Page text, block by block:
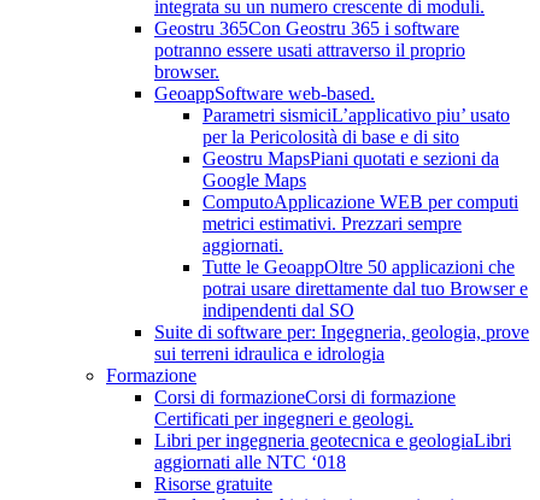
integrata su un numero crescente di moduli.
Geostru 365Con Geostru 365 i software
potranno essere usati attraverso il proprio
browser.
GeoappSoftware web-based.
Parametri sismiciL’applicativo piu’ usato
per la Pericolosità di base e di sito
Geostru MapsPiani quotati e sezioni da
Google Maps
ComputoApplicazione WEB per computi
metrici estimativi. Prezzari sempre
aggiornati.
Tutte le GeoappOltre 50 applicazioni che
potrai usare direttamente dal tuo Browser e
indipendenti dal SO
Suite di software per: Ingegneria, geologia, prove
sui terreni idraulica e idrologia
Formazione
Corsi di formazioneCorsi di formazione
Certificati per ingegneri e geologi.
Libri per ingegneria geotecnica e geologiaLibri
aggiornati alle NTC ‘018
Risorse gratuite